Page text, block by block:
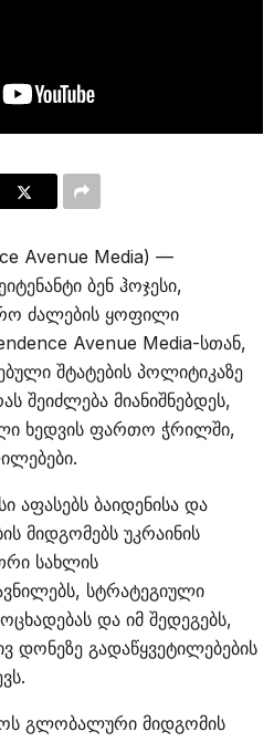
Avenue Media) —
ბენ ჰოჯესი,
ძალების ყოფილი
Avenue Media-სთან,
შტატების პოლიტიკაზე
შეიძლება მიანიშნებდეს,
ხედვის ფართო ჭრილში,
აფასებს ბაიდენისა და
მიდგომებს უკრაინის
სახლის
სტრატეგიული
და იმ შედეგებს,
გადაწყვეტილებების
გლობალური მიდგომის